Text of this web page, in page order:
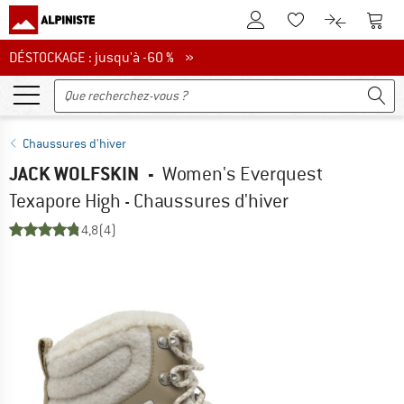
Vers le compte client
Vers la liste
Vers le
DÉSTOCKAGE : jusqu'à -60 %
DÉSTOCKAGE : jusqu'à -60 % »
Chaussures d'hiver
JACK WOLFSKIN - Women's Everquest
Texapore High - Chaussures d'hiver
4,8(4)